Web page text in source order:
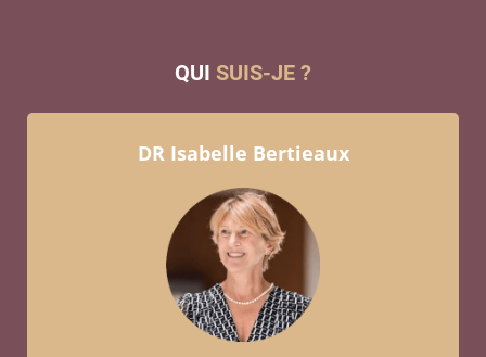
QUI SUIS-JE ?
DR Isabelle Bertieaux